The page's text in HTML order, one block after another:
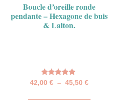
Boucle d’oreille ronde
pendante – Hexagone de buis
& Laiton.
Note
42,00 € – 45,50 €